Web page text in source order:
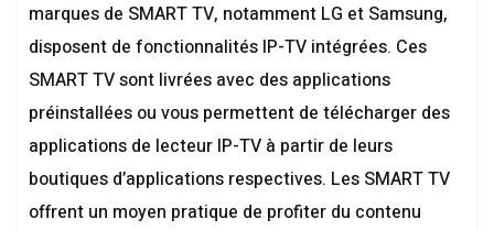
marques de SMART TV, notamment LG et Samsung,
disposent de fonctionnalités IP-TV intégrées. Ces
SMART TV sont livrées avec des applications
préinstallées ou vous permettent de télécharger des
applications de lecteur IP-TV à partir de leurs
boutiques d’applications respectives. Les SMART TV
offrent un moyen pratique de profiter du contenu